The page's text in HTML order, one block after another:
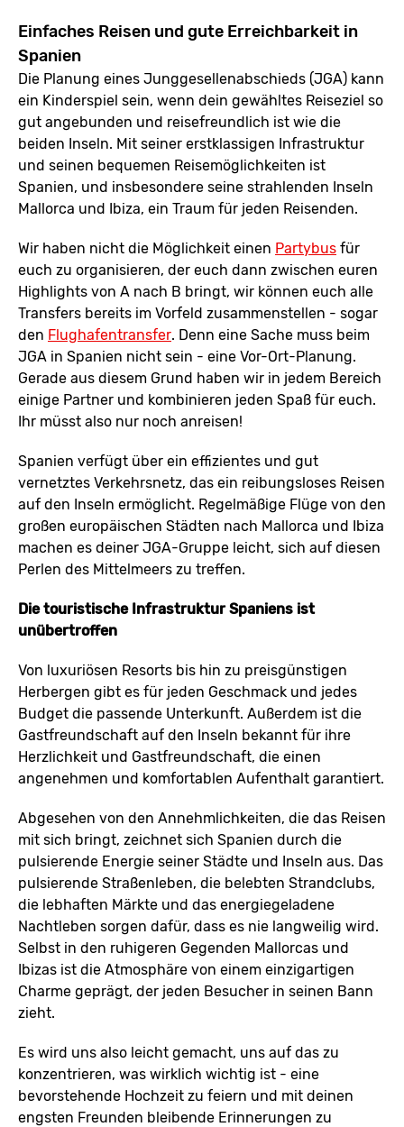
Einfaches Reisen und gute Erreichbarkeit in
Spanien
Die Planung eines Junggesellenabschieds (JGA) kann
ein Kinderspiel sein, wenn dein gewähltes Reiseziel so
gut angebunden und reisefreundlich ist wie die
beiden Inseln. Mit seiner erstklassigen Infrastruktur
und seinen bequemen Reisemöglichkeiten ist
Spanien, und insbesondere seine strahlenden Inseln
Mallorca und Ibiza, ein Traum für jeden Reisenden.
Wir haben nicht die Möglichkeit einen Partybus für
euch zu organisieren, der euch dann zwischen euren
Highlights von A nach B bringt, wir können euch alle
Transfers bereits im Vorfeld zusammenstellen - sogar
den Flughafentransfer. Denn eine Sache muss beim
JGA in Spanien nicht sein - eine Vor-Ort-Planung.
Gerade aus diesem Grund haben wir in jedem Bereich
einige Partner und kombinieren jeden Spaß für euch.
Ihr müsst also nur noch anreisen!
Spanien verfügt über ein effizientes und gut
vernetztes Verkehrsnetz, das ein reibungsloses Reisen
auf den Inseln ermöglicht. Regelmäßige Flüge von den
großen europäischen Städten nach Mallorca und Ibiza
machen es deiner JGA-Gruppe leicht, sich auf diesen
Perlen des Mittelmeers zu treffen.
Die touristische Infrastruktur Spaniens ist
unübertroffen
Von luxuriösen Resorts bis hin zu preisgünstigen
Herbergen gibt es für jeden Geschmack und jedes
Budget die passende Unterkunft. Außerdem ist die
Gastfreundschaft auf den Inseln bekannt für ihre
Herzlichkeit und Gastfreundschaft, die einen
angenehmen und komfortablen Aufenthalt garantiert.
Abgesehen von den Annehmlichkeiten, die das Reisen
mit sich bringt, zeichnet sich Spanien durch die
pulsierende Energie seiner Städte und Inseln aus. Das
pulsierende Straßenleben, die belebten Strandclubs,
die lebhaften Märkte und das energiegeladene
Nachtleben sorgen dafür, dass es nie langweilig wird.
Selbst in den ruhigeren Gegenden Mallorcas und
Ibizas ist die Atmosphäre von einem einzigartigen
Charme geprägt, der jeden Besucher in seinen Bann
zieht.
Es wird uns also leicht gemacht, uns auf das zu
konzentrieren, was wirklich wichtig ist - eine
bevorstehende Hochzeit zu feiern und mit deinen
engsten Freunden bleibende Erinnerungen zu